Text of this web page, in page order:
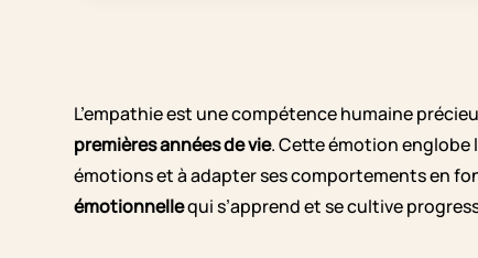
L’empathie est une compétence humaine
premières années de vie. Cette émotion englobe
émotions et à adapter ses comportements en
émotionnellequi s’apprend et se cultive